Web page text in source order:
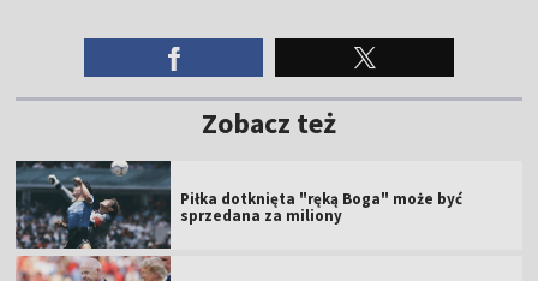
Zobacz też
Piłka dotknięta "ręką Boga" może być
sprzedana za miliony